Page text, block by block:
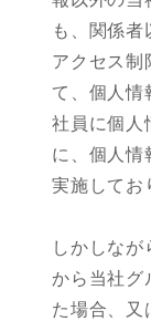
も、関係
アクセス制
て、個人情
社員に個人
に、個人情
実施してお
しかしな
から当社グ
た場合、又